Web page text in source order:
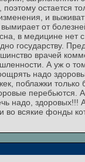
поэтому остается
и
от
в медицине нет
государству.
врачей
А уж о
надо
поблажки
надо, здоровых!!!
во всякие фонды